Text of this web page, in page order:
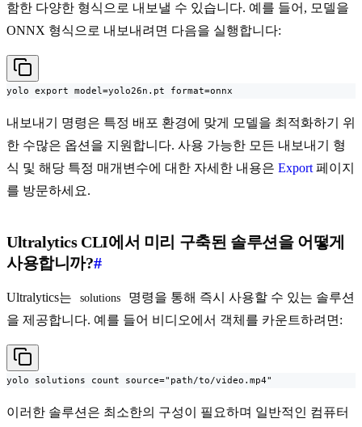
함한 다양한 형식으로 내보낼 수 있습니다. 예를 들어, 모델을
ONNX 형식으로 내보내려면 다음을 실행합니다:
yolo export model=yolo26n.pt format=onnx
내보내기 명령은 특정 배포 환경에 맞게 모델을 최적화하기 위
한 수많은 옵션을 지원합니다. 사용 가능한 모든 내보내기 형
식 및 해당 특정 매개변수에 대한 자세한 내용은 Export 페이지
를 방문하세요.
Ultralytics CLI에서 미리 구축된 솔루션을 어떻게
사용합니까?#
Ultralytics는 solutions
명령을 통해 즉시 사용할 수 있는 솔루션
을 제공합니다. 예를 들어 비디오에서 객체를 카운트하려면:
yolo solutions count source="path/to/video.mp4"
이러한 솔루션은 최소한의 구성이 필요하며 일반적인 컴퓨터